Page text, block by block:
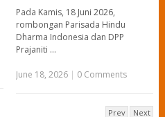
Pada Kamis, 18 Juni 2026,
rombongan Parisada Hindu
Dharma Indonesia dan DPP
Prajaniti …
June 18, 2026| 0 Comments
Prev Next